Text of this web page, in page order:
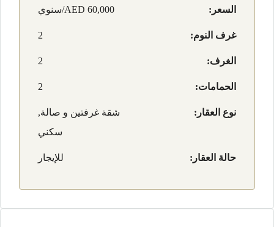
السعر: AED 60,000/سنوي
غرف النوم: 2
الغرف: 2
الحمامات: 2
نوع العقار:
شقة غرفتين و صالة,
سكني
حالة العقار: للإيجار